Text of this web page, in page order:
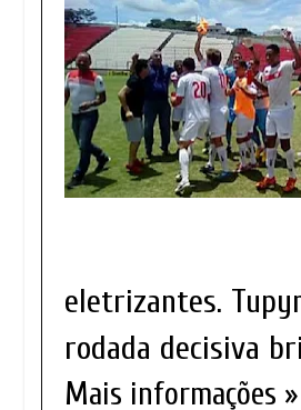
eletrizantes.
rodada decisiva
Mais informações »